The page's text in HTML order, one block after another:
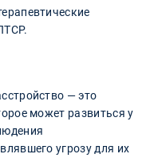
— это
может развиться у
угрозу для их